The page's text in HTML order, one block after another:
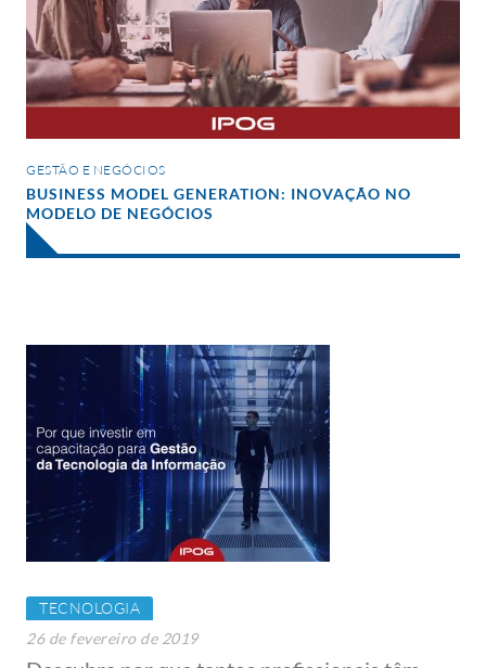
GESTÃO E NEGÓCIOS
BUSINESS MODEL GENERATION: INOVAÇÃO NO
MODELO DE NEGÓCIOS
TECNOLOGIA
26 de fevereiro de 2019